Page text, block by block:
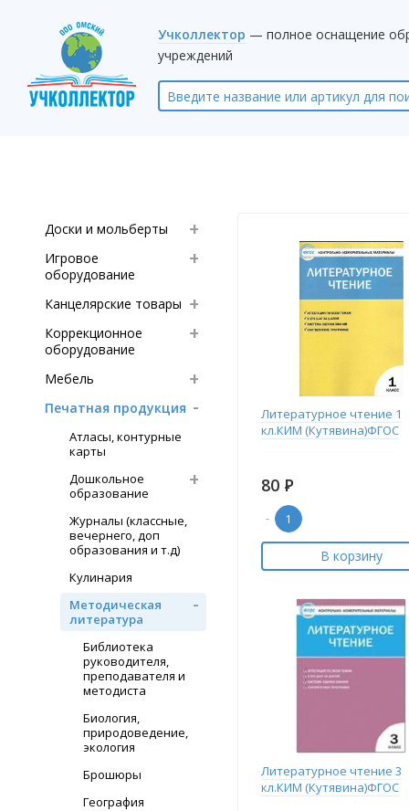
Учколлектор — полное оснащение
учреждений
Доски и мольберты
Игровое
оборудование
Канцелярские товары
Коррекционное
оборудование
Мебель
Печатная продукция
Атласы, контурные
карты
Дошкольное
образование
Журналы (классные,
вечернего, доп
образования и т.д)
Кулинария
Методическая
литература
Библиотека
руководителя,
преподавателя и
методиста
Биология,
природоведение,
экология
Брошюры
География
Литературное чтение 1
кл.КИМ (Кутявина)ФГОС
80 Р
-
В корзину
Литературное чтение 3
кл.КИМ (Кутявина)ФГОС